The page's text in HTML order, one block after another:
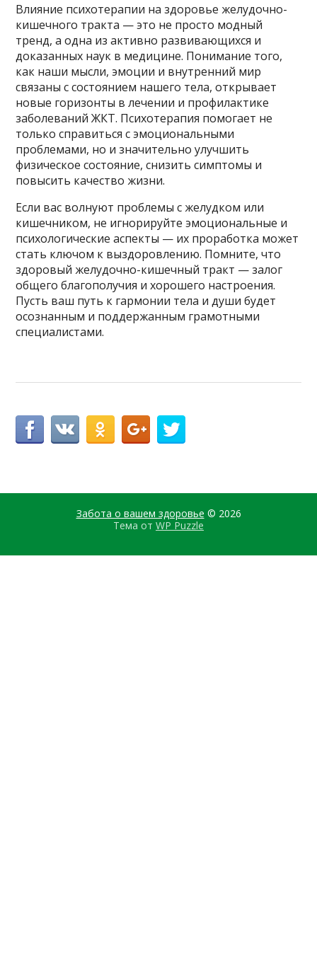
Влияние психотерапии на здоровье желудочно-
кишечного тракта — это не просто модный
тренд, а одна из активно развивающихся и
доказанных наук в медицине. Понимание того,
как наши мысли, эмоции и внутренний мир
связаны с состоянием нашего тела, открывает
новые горизонты в лечении и профилактике
заболеваний ЖКТ. Психотерапия помогает не
только справиться с эмоциональными
проблемами, но и значительно улучшить
физическое состояние, снизить симптомы и
повысить качество жизни.
Если вас волнуют проблемы с желудком или
кишечником, не игнорируйте эмоциональные и
психологические аспекты — их проработка может
стать ключом к выздоровлению. Помните, что
здоровый желудочно-кишечный тракт — залог
общего благополучия и хорошего настроения.
Пусть ваш путь к гармонии тела и души будет
осознанным и поддержанным грамотными
специалистами.
Забота о вашем здоровье © 2026
Тема от WP Puzzle